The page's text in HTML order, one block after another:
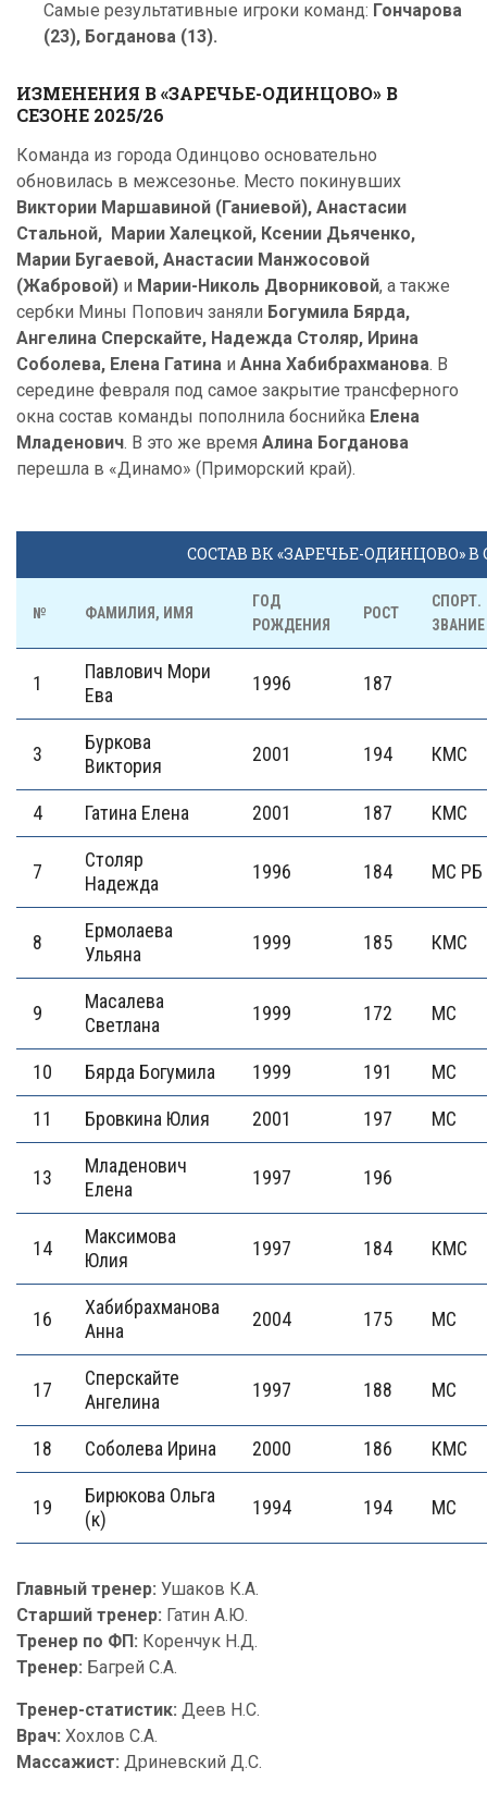
Самые результативные игроки команд: Гончарова
(23), Богданова (13).
ИЗМЕНЕНИЯ В «ЗАРЕЧЬЕ-ОДИНЦОВО» В
СЕЗОНЕ 2025/26
Команда из города Одинцово основательно
обновилась в межсезонье. Место покинувших
Виктории Маршавиной (Ганиевой), Анастасии
Стальной, Марии Халецкой, Ксении Дьяченко,
Марии Бугаевой, Анастасии Манжосовой
(Жабровой) и Марии-Николь Дворниковой, а также
сербки Мины Попович заняли Богумила Бярда,
Ангелина Сперскайте, Надежда Столяр, Ирина
Соболева, Елена Гатина и Анна Хабибрахманова. В
середине февраля под самое закрытие трансферного
окна состав команды пополнила боснийка Елена
Младенович. В это же время Алина Богданова
перешла в «Динамо» (Приморский край).
СОСТАВ ВК «ЗАРЕЧЬЕ-ОДИНЦОВО» В
№ ФАМИЛИЯ, ИМЯ
ГОД
РОЖДЕНИЯ
РОСТ
СПОРТ.
ЗВАНИЕ
1
Павлович Мори
Ева
1996 187
3
Буркова
Виктория
2001 194 КМС
4 Гатина Елена 2001 187 КМС
7
Столяр
Надежда
1996 184 МС РБ
8
Ермолаева
Ульяна
1999 185 КМС
9
Масалева
Светлана
1999 172 МС
10 Бярда Богумила 1999 191 МС
11 Бровкина Юлия 2001 197 МС
13
Младенович
Елена
1997 196
14
Максимова
Юлия
1997 184 КМС
16
Хабибрахманова
Анна
2004 175 МС
17
Сперскайте
Ангелина
1997 188 МС
18 Соболева Ирина 2000 186 КМС
19
Бирюкова Ольга
(к)
1994 194 МС
Главный тренер: Ушаков К.А.
Старший тренер: Гатин А.Ю.
Тренер по ФП: Коренчук Н.Д.
Тренер: Багрей С.А.
Тренер-статистик: Деев Н.С.
Врач: Хохлов С.А.
Массажист: Дриневский Д.С.